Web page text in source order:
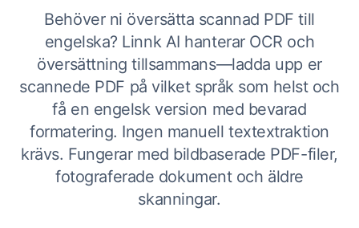
Behöver ni översätta scannad PDF till
engelska? Linnk AI hanterar OCR och
översättning tillsammans—ladda upp er
scannede PDF på vilket språk som helst och
få en engelsk version med bevarad
formatering. Ingen manuell textextraktion
krävs. Fungerar med bildbaserade PDF-filer,
fotograferade dokument och äldre
skanningar.